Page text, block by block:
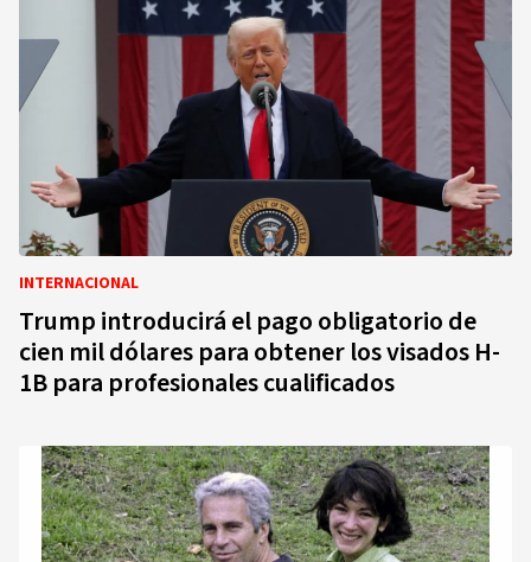
INTERNACIONAL
Trump introducirá el pago obligatorio de
cien mil dólares para obtener los visados H-
1B para profesionales cualificados